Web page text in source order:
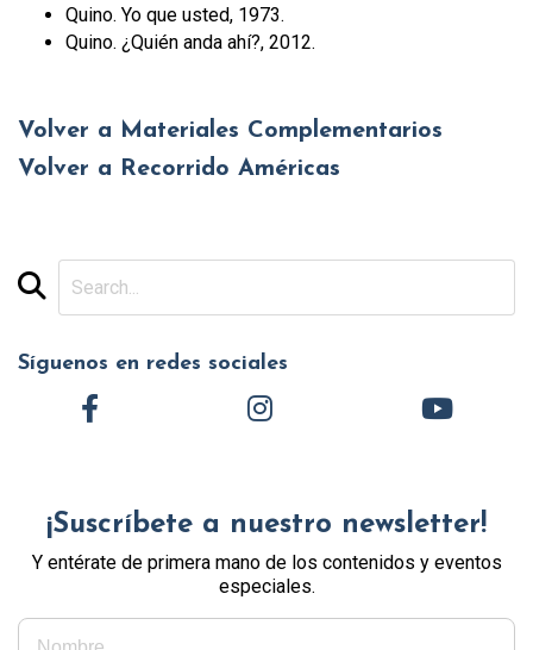
Quino. Yo que usted, 1973.
Quino. ¿Quién anda ahí?, 2012.
Volver a Materiales Complementarios
Volver a Recorrido Américas
Síguenos en redes sociales
¡Suscríbete a nuestro newsletter!
Y entérate de primera mano de los contenidos y eventos
especiales.